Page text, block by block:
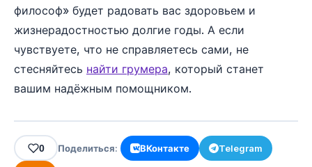
философ» будет радовать вас здоровьем и
жизнерадостностью долгие годы. А если
чувствуете, что не справляетесь сами, не
стесняйтесь найти грумера, который станет
вашим надёжным помощником.
0 Поделиться: ВКонтакте Telegram